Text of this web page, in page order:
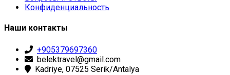
Конфиденциальность
Наши контакты
+905379697360
belektravel@gmail.com
Kadriye, 07525 Serik/Antalya